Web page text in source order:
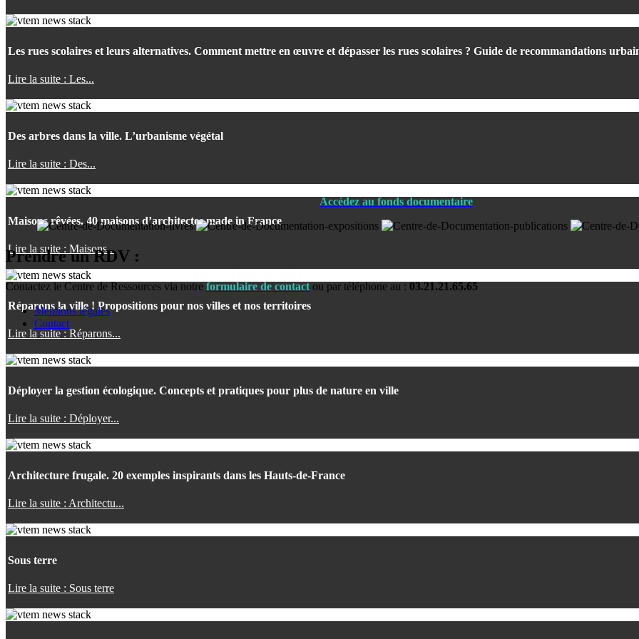
Les rues scolaires et leurs alternatives. Comment mettre en œuvre et dépasser les rues scolaires ? Guide de recommandations
Lire la suite : Les...
Des arbres dans la ville. L’urbanisme végétal
Lire la suite : Des...
Maisons rêvées. 40 maisons d’architectes made in France
Lire la suite : Maisons...
Réparons la ville ! Propositions pour nos villes et nos territoires
Lire la suite : Réparons...
Déployer la gestion écologique. Concepts et pratiques pour plus de nature en ville
Lire la suite : Déployer...
Architecture frugale. 20 exemples inspirants dans les Hauts-de-France
Lire la suite : Architectu...
Sous terre
Lire la suite : Sous terre
Accédez au fonds documentaire
Prendre un RDV :
Contactez le Centre de Ressources via notre formulaire de contact ou par téléphone au : 03.21.21.65.65
Mentions légales
Contact